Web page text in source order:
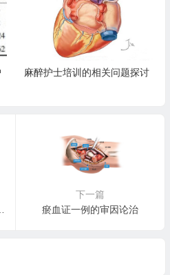
麻醉护士培训的相关问题探讨
下一篇
瘀血证一例的审因论治